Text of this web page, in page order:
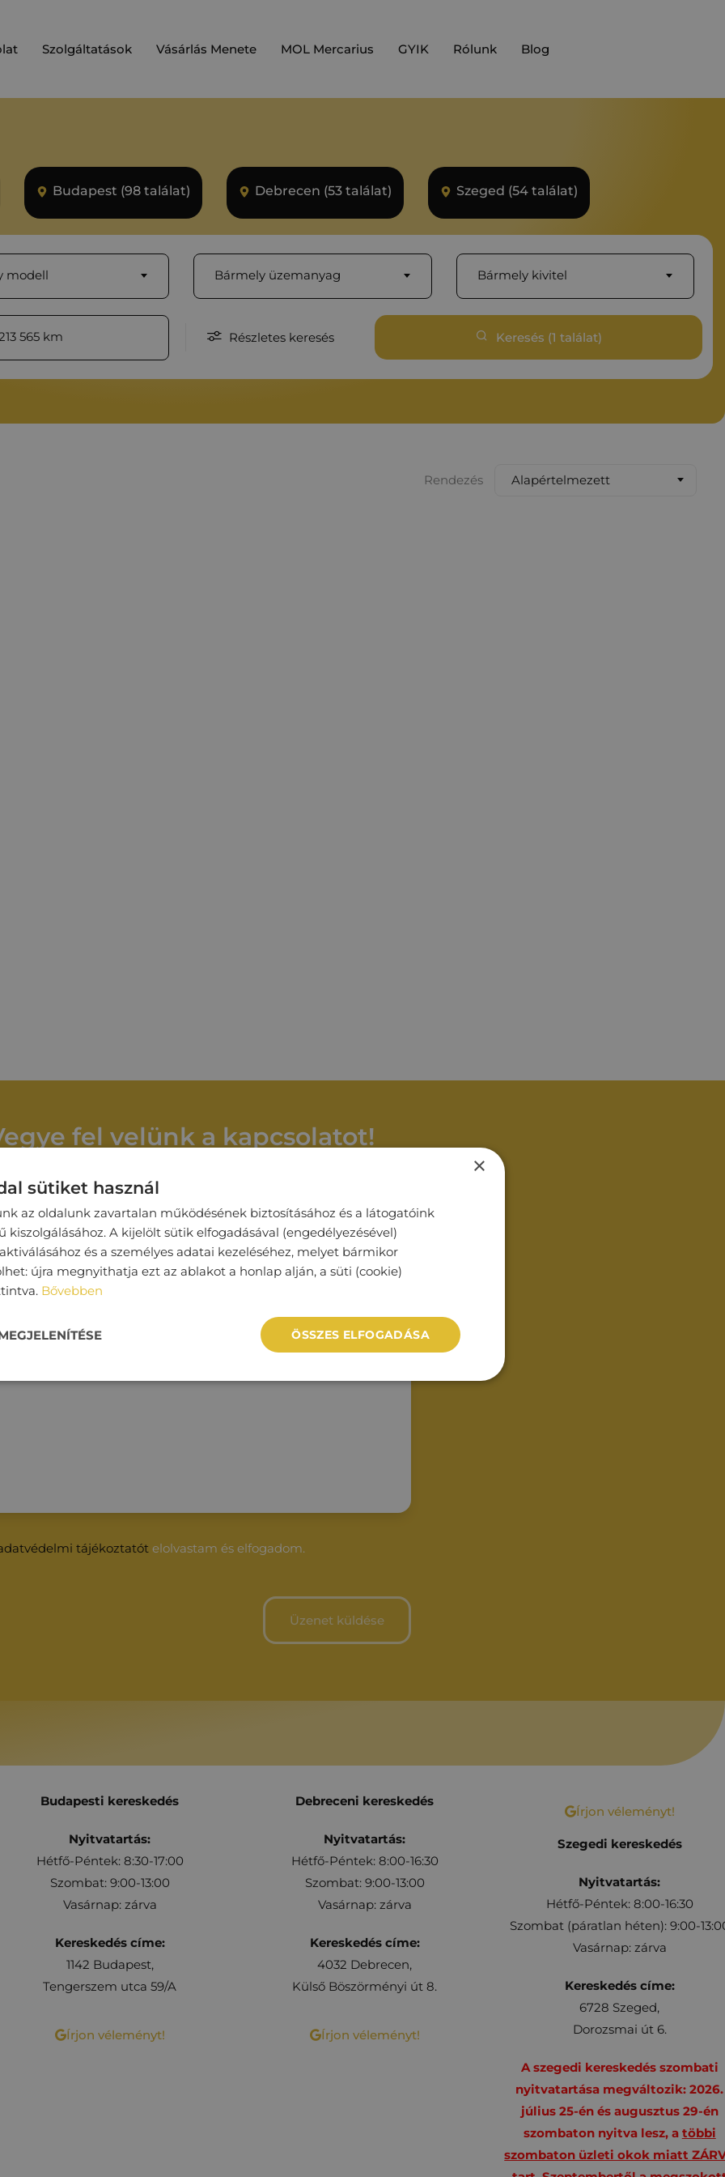
Szolgáltatások Vásárlás Menete MOL Mercarius GYIK Rólunk Blog
Budapest (98 találat) Debrecen (53 találat) Szeged (54 találat)
modell Bármely üzemanyag Bármely kivitel
565 km Részletes keresés Keresés (1 találat)
Rendezés Alapértelmezett
fel velünk a kapcsolatot!
Cégnév
Telefonszám*
tájékoztatót elolvastam és elfogadom.
Budapesti kereskedés
Nyitvatartás:
Hétfő-Péntek: 8:30-17:00
Szombat: 9:00-13:00
Vasárnap: zárva
Kereskedés címe:
1142 Budapest,
Tengerszem utca 59/A
Írjon véleményt!
Debreceni kereskedés
Nyitvatartás:
Hétfő-Péntek: 8:00-16:30
Szombat: 9:00-13:00
Vasárnap: zárva
Kereskedés címe:
4032 Debrecen,
Külső Böszörményi út 8.
Írjon véleményt!
Írjon véleményt!
Szegedi kereskedés
Nyitvatartás:
Hétfő-Péntek: 8:00-16:30
Szombat (páratlan héten): 9:00-
Vasárnap: zárva
Kereskedés címe:
6728 Szeged,
Dorozsmai út 6.
A szegedi kereskedés szombati
nyitvatartása megváltozik: 2026.
július 25-én és augusztus 29-én
szombaton nyitva lesz, a többi
szombaton üzleti okok miatt
×
sütiket használ
az oldalunk zavartalan működésének biztosításához és a látogatóink
kiszolgálásához. A kijelölt sütik elfogadásával (engedélyezésével)
és a személyes adatai kezeléséhez, melyet bármikor
újra megnyithatja ezt az ablakot a honlap alján, a süti (cookie)
Bővebben
ÖSSZES ELFOGADÁSA